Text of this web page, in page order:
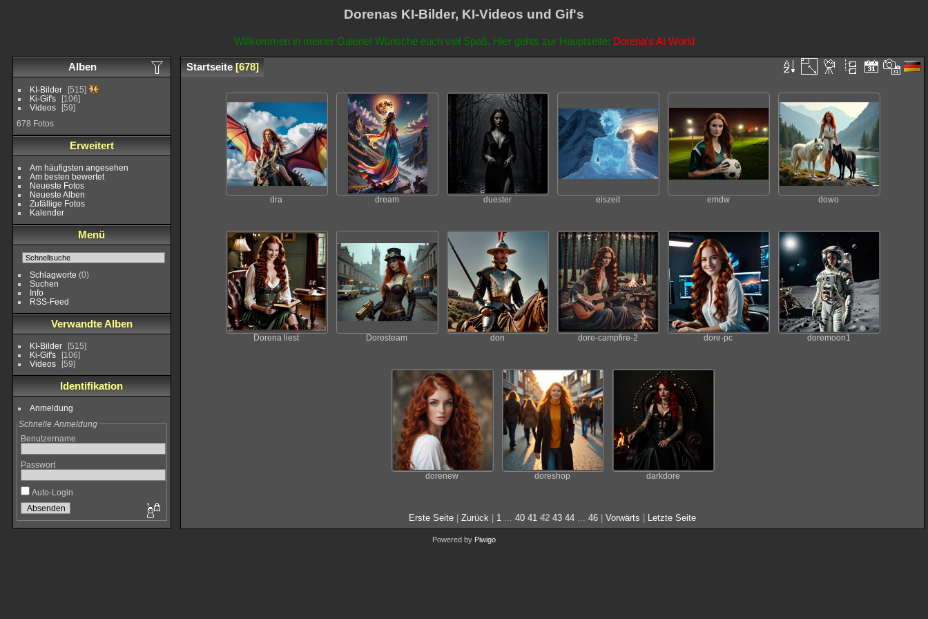
Dorenas KI-Bilder, KI-Videos und Gif's
Willkommen in meiner Galerie! Wünsche euch viel Spaß. Hier gehts zur Hauptseite: Dorena's AI World
Alben
KI-Bilder
515
Ki-Gif's
106
Videos
59
678 Fotos
Erweitert
Am häufigsten angesehen
Am besten bewertet
Neueste Fotos
Neueste Alben
Zufällige Fotos
Kalender
Menü
Schlagworte (0)
Suchen
Info
RSS-Feed
Verwandte Alben
KI-Bilder
515
Ki-Gif's
106
Videos
59
Identifikation
Anmeldung
Schnelle Anmeldung
Benutzername
Passwort
Auto-Login
Startseite 678
dra dream duester eiszeit emdw dowo
Dorena liest Doresteam don dore-campfire-2 dore-pc doremoon1
dorenew doreshop darkdore
Erste Seite Zurück 1 40 41 42 43 44 46 Vorwärts Letzte Seite
Powered by Piwigo